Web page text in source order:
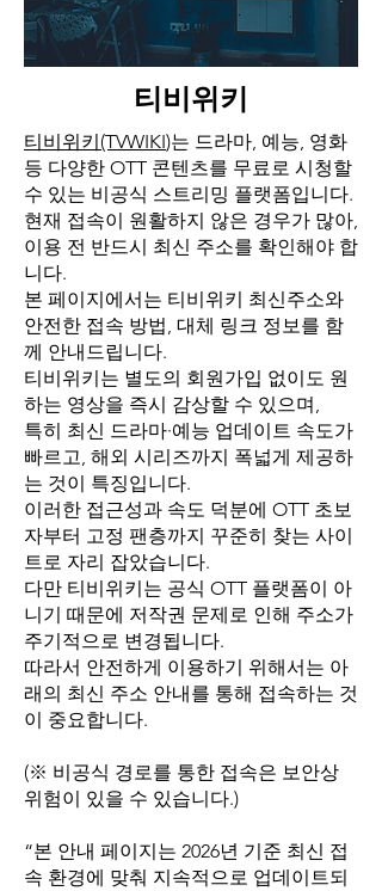
티비위키
티비위키(TVWIKI)는 드라마, 예능, 영화
등 다양한 OTT 콘텐츠를 무료로 시청할
수 있는 비공식 스트리밍 플랫폼입니다.
현재 접속이 원활하지 않은 경우가 많아,
이용 전 반드시 최신 주소를 확인해야 합
니다.
본 페이지에서는 티비위키 최신주소와
안전한 접속 방법, 대체 링크 정보를 함
께 안내드립니다.
티비위키는 별도의 회원가입 없이도 원
하는 영상을 즉시 감상할 수 있으며,
특히 최신 드라마·예능 업데이트 속도가
빠르고, 해외 시리즈까지 폭넓게 제공하
는 것이 특징입니다.
이러한 접근성과 속도 덕분에 OTT 초보
자부터 고정 팬층까지 꾸준히 찾는 사이
트로 자리 잡았습니다.
다만 티비위키는 공식 OTT 플랫폼이 아
니기 때문에 저작권 문제로 인해 주소가
주기적으로 변경됩니다.
따라서 안전하게 이용하기 위해서는 아
래의 최신 주소 안내를 통해 접속하는 것
이 중요합니다.
(※ 비공식 경로를 통한 접속은 보안상
위험이 있을 수 있습니다.)
“본 안내 페이지는 2026년 기준 최신 접
속 환경에 맞춰 지속적으로 업데이트되